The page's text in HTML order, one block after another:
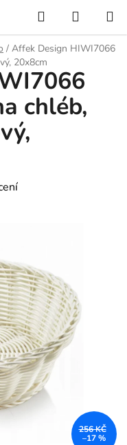
Hledat
KOŠÍK
/ Affek Design HIWI7066
20x8cm
chléb,
256 KČ
–17 %